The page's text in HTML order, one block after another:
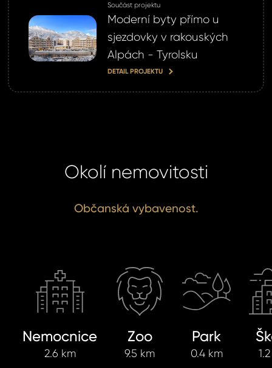
Součást projektu
Moderní byty přímo u
sjezdovky v rakouských
Alpách - Tyrolsku
DETAIL PROJEKTU
Okolí nemovitosti
Občanská vybavenost.
Nemocnice
2.6 km
Zoo
9.5 km
Park
0.4 km